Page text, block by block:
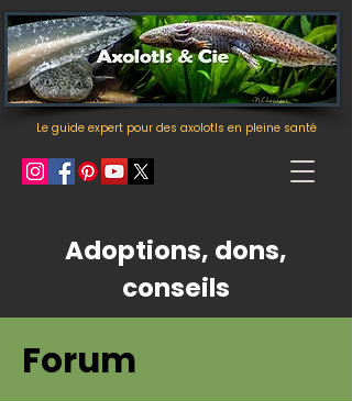
Le guide expert pour des axolotls en pleine santé
Adoptions, dons,
conseils
Forum